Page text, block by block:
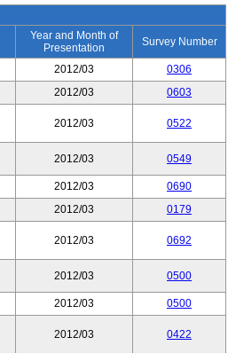
Year and Month of
Presentation
Survey Number
2012/03
0306
2012/03
0603
2012/03 0522
2012/03 0549
2012/03
0690
2012/03 0179
2012/03 0692
2012/03 0500
2012/03
0500
2012/03 0422